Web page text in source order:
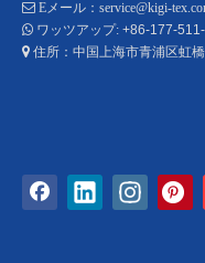
 Eメール： service@kigi-
 ワッツアップ: +86-177-
 住所：中国上海市青浦区虹